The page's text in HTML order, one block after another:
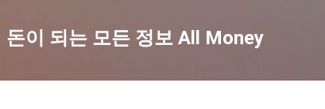
돈이 되는 모든 정보 All Money